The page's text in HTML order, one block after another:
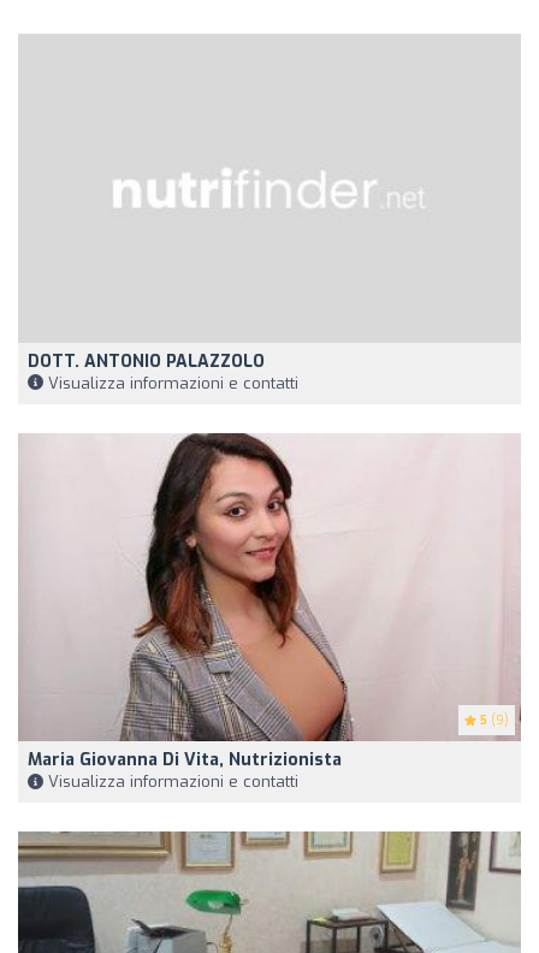
DOTT. ANTONIO PALAZZOLO
Visualizza informazioni e contatti
5 (9)
Maria Giovanna Di Vita, Nutrizionista
Visualizza informazioni e contatti